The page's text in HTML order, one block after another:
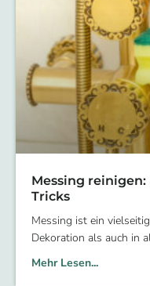
Messing
Tricks
Messing ist ein
Dekoration als auch in
Mehr Lesen...